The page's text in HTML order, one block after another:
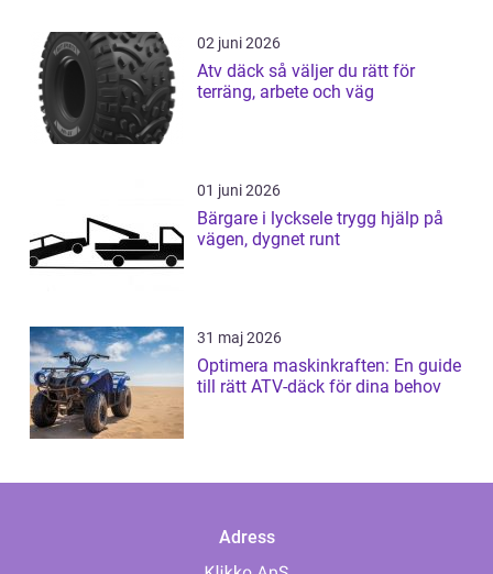
02 juni 2026
Atv däck så väljer du rätt för
terräng, arbete och väg
01 juni 2026
Bärgare i lycksele trygg hjälp på
vägen, dygnet runt
31 maj 2026
Optimera maskinkraften: En guide
till rätt ATV-däck för dina behov
Adress